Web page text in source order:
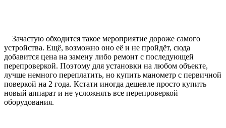
Зачастую обходится такое мероприятие дороже самого
устройства. Ещё, возможно оно её и не пройдёт, сюда
добавится цена на замену либо ремонт с последующей
перепроверкой. Поэтому для установки на любом объекте,
лучше немного переплатить, но купить манометр с первичной
поверкой на 2 года. Кстати иногда дешевле просто купить
новый аппарат и не усложнять все перепроверкой
оборудования.